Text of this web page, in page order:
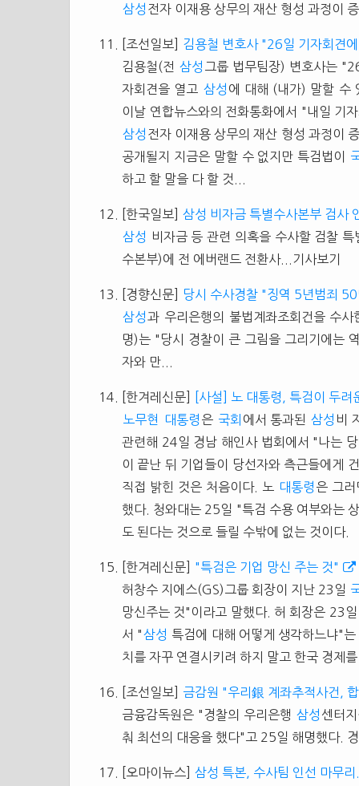
삼성 전자 이재용 상무의 재산 형성 과정이
[조선일보]
김용철 변호사 "26일 기자회견
김용철(전 삼성 그룹 법무팀장) 변호사는
자회견을 열고 삼성 에 대해 (내가) 말할 수
이날 연합뉴스와의 전화통화에서 "내일 기
삼성 전자 이재용 상무의 재산 형성 과정이
공개될지 지금은 말할 수 없지만 특검법이
하고 할 말을 다 할 것...
[한국일보] 삼성 비자금 특별수사본부 검사
삼성
비자금 등 관련 의혹을 수사할 검찰
수본부)에 전 에버랜드 전환사...기사보기
[경향신문]
당시 수사경찰 "징역 5년범죄
삼성과 우리은행의 불법계좌조회건을 수
명)는 "당시 경찰이 큰 그림을 그리기에는
자와 만...
[한겨레신문]
[사설] 노 대통령, 특검이 두려
노무현
대통령 은 국회 에서 통과된 삼성 비
관련해 24일 경남 해인사 법회에서 "나는
이 끝난 뒤 기업들이 당선자와 측근들에게
직접 밝힌 것은 처음이다. 노 대통령 은 그
했다. 청와대는 25일 "특검 수용 여부와는
도 된다는 것으로 들릴 수밖에 없는 것이다.
[한겨레신문]
"특검은 기업 망신 주는 것"
허창수 지에스(GS)그룹 회장이 지난 23일
망신주는 것"이라고 말했다. 허 회장은 23
서 " 삼성 특검에 대해 어떻게 생각하느냐"
치를 자꾸 연결시키려 하지 말고 한국 경제
[조선일보]
금감원 "우리銀 계좌추적사건,
금융감독원은 "경찰의 우리은행 삼성 센터
춰 최선의 대응을 했다"고 25일 해명했다.
[오마이뉴스] 삼성 특본, 수사팀 인선 마무